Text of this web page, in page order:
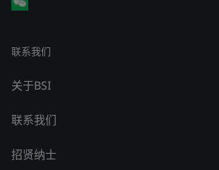
联系我们
关于BSI
联系我们
招贤纳士